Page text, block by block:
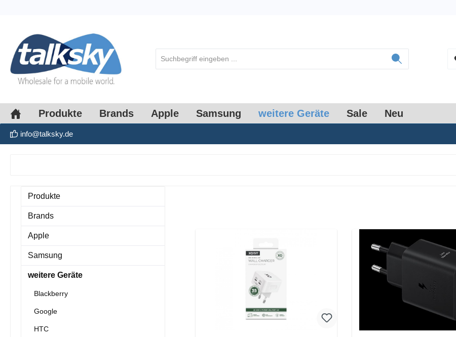
Produkte Brands Apple Samsung weitere Geräte Sale Neu
info@talksky.de
Produkte
Brands
Apple
Samsung
weitere Geräte
Blackberry
Google
HTC